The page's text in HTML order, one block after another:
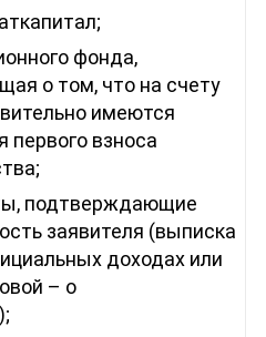
фонда,
о том, что на счету
имеются
взноса
подтверждающие
заявителя (выписка
доходах или
– о